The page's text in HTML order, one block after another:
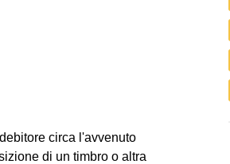
circa l'avvenuto
di un timbro o altra